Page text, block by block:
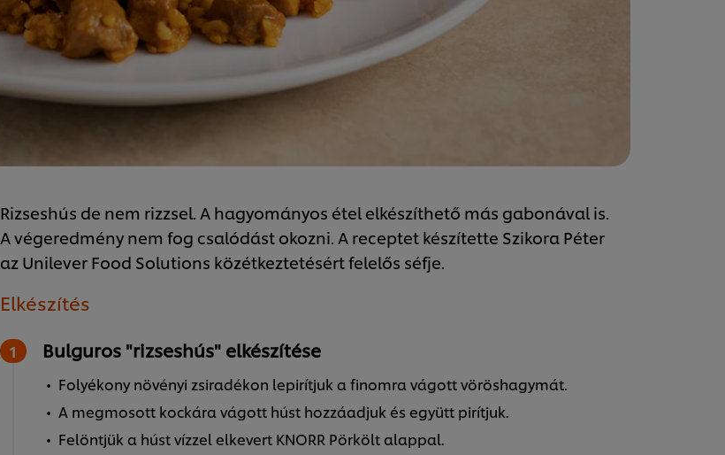
Rizseshús de nem rizzsel. A hagyományos étel elkészíthető más gabonával is.
A végeredmény nem fog csalódást okozni. A receptet készítette Szikora Péter
az Unilever Food Solutions közétkeztetésért felelős séfje.
Elkészítés
Bulguros "rizseshús" elkészítése
Folyékony növényi zsiradékon lepirítjuk a finomra vágott vöröshagymát.
A megmosott kockára vágott húst hozzáadjuk és együtt pirítjuk.
Felöntjük a húst vízzel elkevert KNORR Pörkölt alappal.